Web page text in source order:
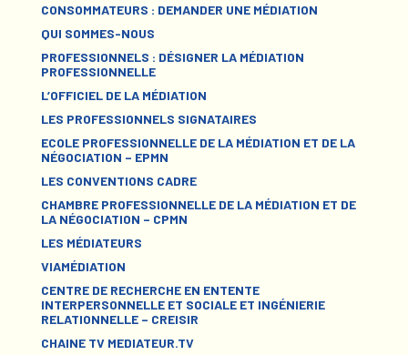
CONSOMMATEURS : DEMANDER UNE MÉDIATION
QUI SOMMES-NOUS
PROFESSIONNELS : DÉSIGNER LA MÉDIATION
PROFESSIONNELLE
L’OFFICIEL DE LA MÉDIATION
LES PROFESSIONNELS SIGNATAIRES
ECOLE PROFESSIONNELLE DE LA MÉDIATION ET DE LA
NÉGOCIATION – EPMN
LES CONVENTIONS CADRE
CHAMBRE PROFESSIONNELLE DE LA MÉDIATION ET DE
LA NÉGOCIATION – CPMN
LES MÉDIATEURS
VIAMÉDIATION
CENTRE DE RECHERCHE EN ENTENTE
INTERPERSONNELLE ET SOCIALE ET INGÉNIERIE
RELATIONNELLE – CREISIR
CHAINE TV MEDIATEUR.TV